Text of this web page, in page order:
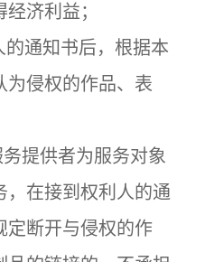
济利益；
通知书后，根据本
为侵权的作品、表
提供者为服务对象
，在接到权利人的通
定断开与侵权的作